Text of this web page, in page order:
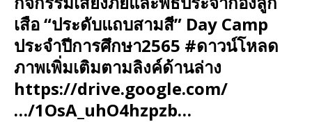
เสือ “ประดับแถบสามสี” Day Camp
ประจำปีการศึกษา2565 #ดาวน์โหลด
ภาพเพิ่มเติมตามลิงค์ด้านล่าง
https://drive.google.com/
…/1OsA_uhO4hzpzb…